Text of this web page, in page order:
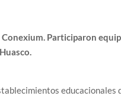
Participaron